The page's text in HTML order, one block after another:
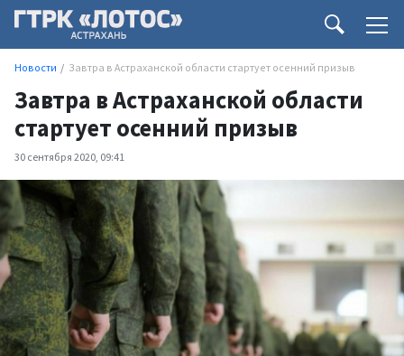
Новости Завтра в Астраханской области стартует осенний призыв
Завтра в Астраханской области
стартует осенний призыв
30 сентября 2020, 09:41